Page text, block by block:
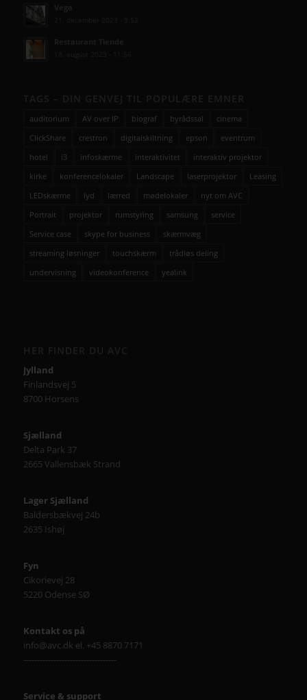
auditorium AV over IP biograf byrådssal
cinema
ClickShare
crestron digitalskiltning epson
eventrum
hotel
i3 infoskærme interaktivitet
interaktiv projektor
kirke
konferencelokaler Landscape laserprojektor
Leasing
LEDskærme
lyd lærred mødelokaler
nyt om AVC
Portrait
projektor rumstyring samsung
service
Service case
skype for business
skærmvæg
streaming løsninger
touchskærm
trådløs deling
undervisning
videokonference yealink
Jylland
Finlandsvej 5
8700 Horsens
Sjælland
Delta Park 37
2665 Vallensbæk Strand
Lager Sjælland
Baldersbækvej 24b
2635 Ishøj
Fyn
Cikorievej 28
5220 Odense SØ
Kontakt os på
info@avc.dk el. +45 8870 7171
----------------------------------
Service & support